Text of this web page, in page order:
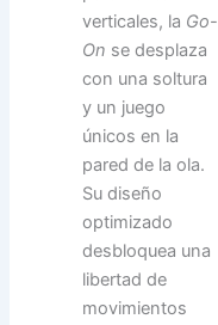
verticales, la Go-
On se desplaza
con una soltura
y un juego
únicos en la
pared de la ola.
Su diseño
optimizado
desbloquea una
libertad de
movimientos